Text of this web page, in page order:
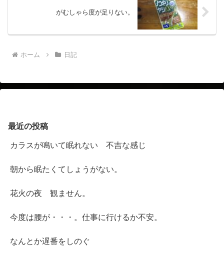
がむしゃら度が足りない。
ホーム 日記
最近の投稿
カラスが鳴いて眠れない 不吉な感じ
朝から眠たくてしょうがない。
花火の夜 観ません。
今度は腰が・・・。仕事に行けるか不安。
なんとか遅番をしのぐ